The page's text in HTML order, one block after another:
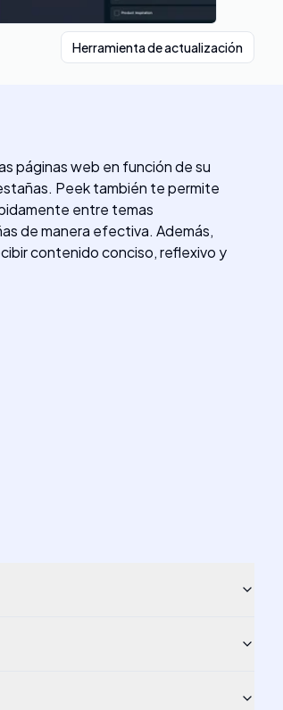
Herramienta de actualización
páginas web en función de su
Peek también te permite
entre temas
de manera efectiva. Además,
contenido conciso, reflexivo y